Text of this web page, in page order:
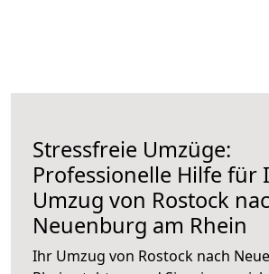
Stressfreie Umzüge:
Professionelle Hilfe für
Umzug von Rostock
Neuenburg am Rhein
Ihr Umzug von Rostock nach